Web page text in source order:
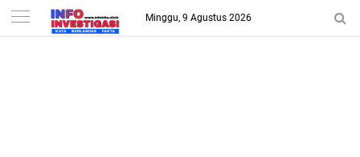
-->
Minggu, 9 Agustus 2026